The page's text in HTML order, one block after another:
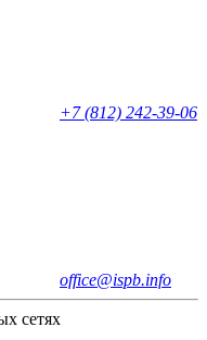
+7 (812) 242-39-06
office@ispb.info
сетях